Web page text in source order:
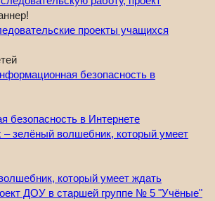
безопасность в
зелёный волшебник, который умеет
ДОУ в старшей группе № 5 "Учёные"